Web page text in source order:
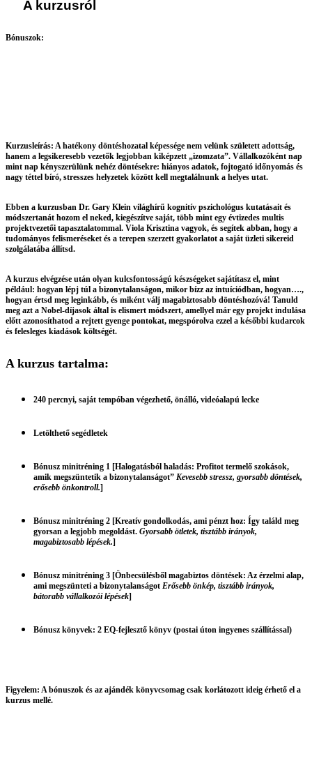
A kurzusról
Bónuszok:
Kurzusleírás: A hatékony döntéshozatal képessége nem velünk született adottság,
hanem a legsikeresebb vezetők legjobban kiképzett „izomzata”. Vállalkozóként nap
mint nap kényszerülünk nehéz döntésekre: hiányos adatok, fojtogató időnyomás és
nagy téttel bíró, stresszes helyzetek között kell megtalálnunk a helyes utat.
Ebben a kurzusban Dr. Gary Klein világhírű kognitív pszichológus kutatásait és
módszertanát hozom el neked, kiegészítve saját, több mint egy évtizedes multis
projektvezetői tapasztalatommal. Viola Krisztina vagyok, és segítek abban, hogy a
tudományos felismeréseket és a terepen szerzett gyakorlatot a saját üzleti sikereid
szolgálatába állítsd.
A kurzus elvégzése után olyan kulcsfontosságú készségeket sajátítasz el, mint
például: hogyan lépj túl a bizonytalanságon, mikor bízz az intuíciódban, hogyan….,
hogyan értsd meg leginkább, és miként válj magabiztosabb döntéshozóvá! Tanuld
meg azt a Nobel-díjasok által is elismert módszert, amellyel már egy projekt indulása
előtt azonosíthatod a rejtett gyenge pontokat, megspórolva ezzel a későbbi kudarcok
és felesleges kiadások költségét.
A kurzus tartalma:
240 percnyi, saját tempóban végezhető, önálló, videóalapú lecke
Letölthető segédletek
Bónusz minitréning 1 [Halogatásból haladás: Profitot termelő szokások,
amik megszüntetik a bizonytalanságot” Kevesebb stressz, gyorsabb döntések,
erősebb önkontroll.]
Bónusz minitréning 2 [Kreatív gondolkodás, ami pénzt hoz: Így találd meg
gyorsan a legjobb megoldást. Gyorsabb ötletek, tisztább irányok,
magabiztosabb lépések.]
Bónusz minitréning 3 [Önbecsülésből magabiztos döntések: Az érzelmi alap,
ami megszünteti a bizonytalanságot Erősebb önkép, tisztább irányok,
bátorabb vállalkozói lépések]
Bónusz könyvek: 2 EQ-fejlesztő könyv (postai úton ingyenes szállítással)
Figyelem: A bónuszok és az ajándék könyvcsomag csak korlátozott ideig érhető el a
kurzus mellé.